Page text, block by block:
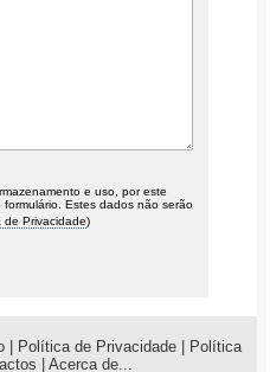
e uso, por este
Estes dados não serão
de Privacidade)
Política de Privacidade
Política
Acerca de...